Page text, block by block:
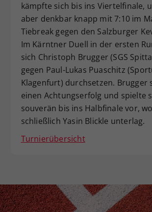
kämpfte sich bis ins Viertelfinale,
aber denkbar knapp mit 7:10 im
Tiebreak gegen den Salzburger
Im Kärntner Duell in der ersten
sich Christoph Brugger (SGS
gegen Paul-Lukas Puaschitz
Klagenfurt) durchsetzen. Brugger
einen Achtungserfolg und spielte
souverän bis ins Halbfinale vor,
schließlich Yasin Blickle unterlag.
Turnierübersicht